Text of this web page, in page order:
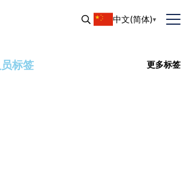
中文(简体)
标签 更多标签